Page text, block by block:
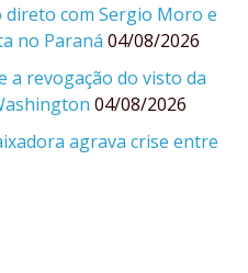
com Sergio Moro e
no Paraná 04/08/2026
a revogação do visto da
04/08/2026
agrava crise entre